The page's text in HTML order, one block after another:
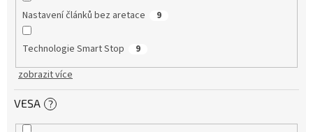
Nastavení článků bez aretace 9
Technologie Smart Stop 9
zobrazit více
VESA ?